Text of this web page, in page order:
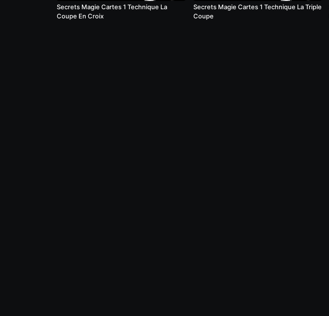
Secrets Magie Cartes 1 Technique La
Coupe En Croix
Secrets Magie Cartes 1 Technique La Triple
Coupe